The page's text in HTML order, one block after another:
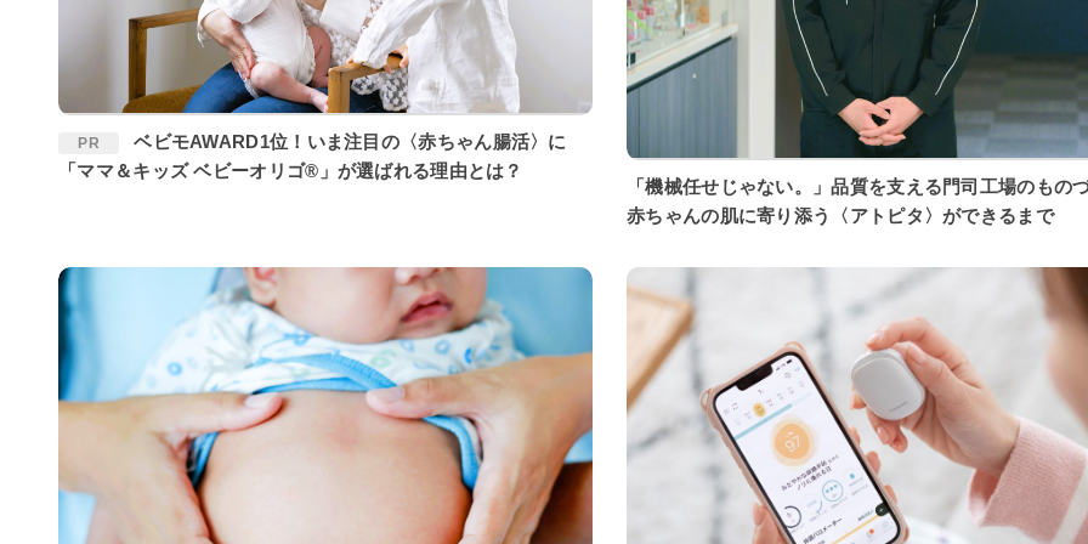
PR
ベビモAWARD1位！いま注目の〈赤ちゃん腸活〉に
「ママ＆キッズ ベビーオリゴ®」が選ばれる理由とは？
「機械任せじゃない。」品質を支える門司工場のもの
赤ちゃんの肌に寄り添う〈アトピタ〉ができるまで